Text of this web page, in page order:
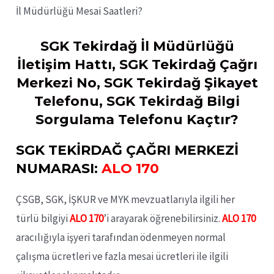
İl Müdürlüğü Mesai Saatleri?
SGK Tekirdağ İl Müdürlüğü
İletişim Hattı, SGK Tekirdağ Çağrı
Merkezi No, SGK Tekirdağ Şikayet
Telefonu, SGK Tekirdağ Bilgi
Sorgulama Telefonu Kaçtır?
SGK TEKİRDAĞ ÇAĞRI MERKEZİ
NUMARASI: ALO 170
ÇSGB, SGK, İŞKUR ve MYK mevzuatlarıyla ilgili her
türlü bilgiyiALO 170’i arayarak öğrenebilirsiniz.ALO 170
aracılığıyla işyeri tarafından ödenmeyen normal
çalışma ücretleri ve fazla mesai ücretleri ile ilgili